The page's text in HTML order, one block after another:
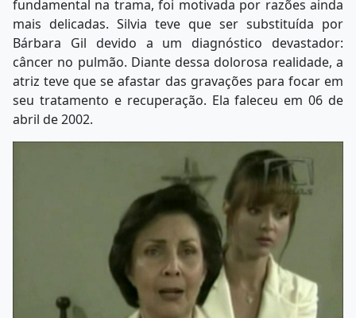
fundamental na trama, foi motivada por razões ainda
mais delicadas. Silvia teve que ser substituída por
Bárbara Gil devido a um diagnóstico devastador:
câncer no pulmão. Diante dessa dolorosa realidade, a
atriz teve que se afastar das gravações para focar em
seu tratamento e recuperação. Ela faleceu em 06 de
abril de 2002.